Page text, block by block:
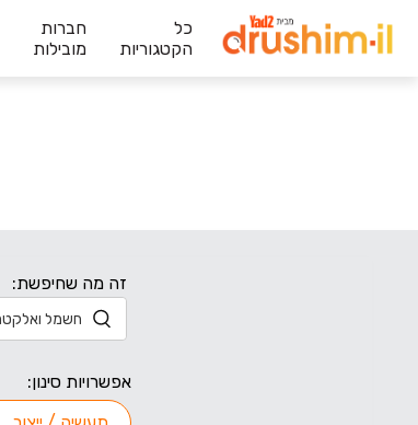
כל
הקטגוריות
חברות
מובילות
זה מה שחיפשת:
אפשרויות סינון: